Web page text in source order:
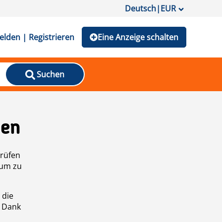
Deutsch|EUR
| Registrieren Eine Anzeige schalten
Suchen
zu
die